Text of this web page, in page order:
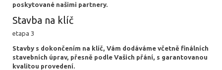
poskytované našimi partnery.
Stavba na klíč
etapa 3
Stavby s dokončením na klíč, Vám dodáváme včetně finálních
stavebních úprav, přesně podle Vašich přání, s garantovanou
kvalitou provedení.